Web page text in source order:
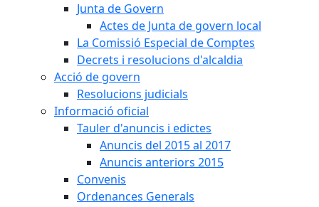
Junta de Govern
Actes de Junta de govern local
La Comissió Especial de Comptes
Decrets i resolucions d'alcaldia
Acció de govern
Resolucions judicials
Informació oficial
Tauler d'anuncis i edictes
Anuncis del 2015 al 2017
Anuncis anteriors 2015
Convenis
Ordenances Generals